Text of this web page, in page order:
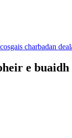
charbadan
e